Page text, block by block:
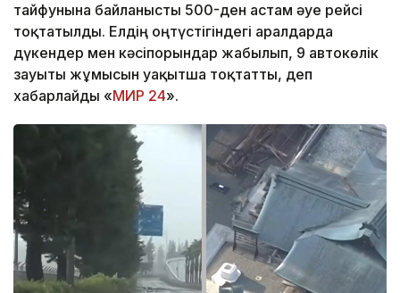
тайфунына байланысты 500-ден астам әуе рейсі
тоқтатылды. Елдің оңтүстігіндегі аралдарда
дүкендер мен кәсіпорындар жабылып, 9 автокөлік
зауыты жұмысын уақытша тоқтатты, деп
хабарлайды «МИР 24».